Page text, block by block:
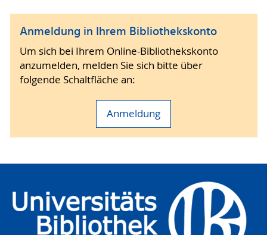
Anmeldung in Ihrem Bibliothekskonto
Um sich bei Ihrem Online-Bibliothekskonto
anzumelden, melden Sie sich bitte über
folgende Schaltfläche an:
Anmeldung